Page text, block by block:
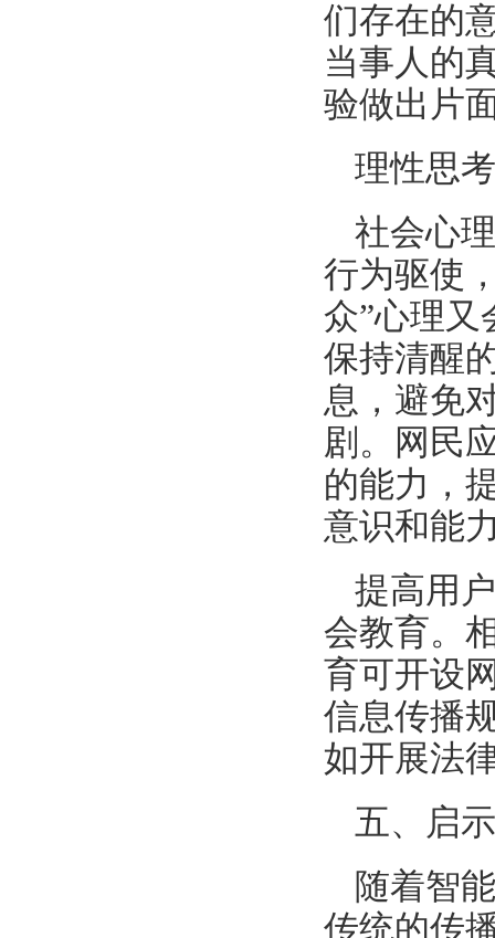
们存在的
当事人的
验做出片
理性思
社会心
行为驱使
众”心理又
保持清醒
息，避免
剧。网民
的能力，
意识和能
提高用
会教育。
育可开设
信息传播
如开展法
五、启
随着智
传统的传